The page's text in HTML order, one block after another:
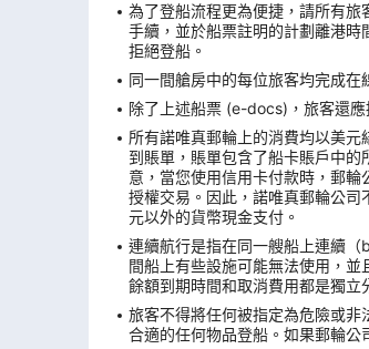
為了登船流程更為便捷，請所有
手續，並於船票註明的計劃離港
拒絕登船。
同一間艙房中的每位旅客均完成
除了上述船票 (e-docs)，旅客還
所有諾唯真郵輪上的消費均以美
到賬單，賬單包含了船卡賬戶中
意，當您使用信用卡付款時，郵
授權交易。因此，諾唯真郵輪公
元以外的貨幣現金支付。
連續航行是指在同一艘船上連續
間船上有些設施可能無法使用，
餘額到期時間和取消費用都是獨立
旅客不得將任何被指定為危險或
合適的任何物品登船。如果郵輪公